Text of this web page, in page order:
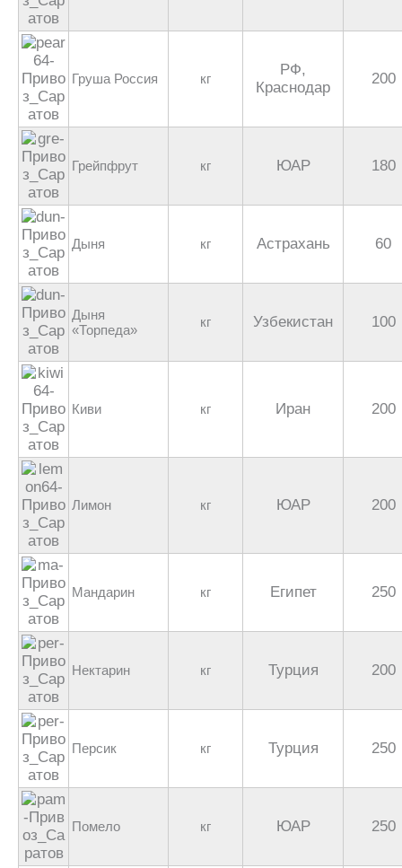
Груша Россия кг
РФ,
Краснодар
200
Грейпфрут кг ЮАР 180
Дыня кг Астрахань 60
Дыня
«Торпеда»
кг Узбекистан 100
Киви кг Иран 200
Лимон кг ЮАР 200
Мандарин кг Египет 250
Нектарин кг Турция 200
Персик кг Турция 250
Помело кг ЮАР 250